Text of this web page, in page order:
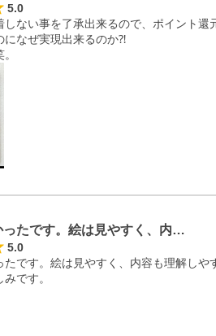
5.0
しない事を了承出来るので、ポイント還
になぜ実現出来るのか⁈
ったです。絵は見やすく、内…
5.0
たです。絵は見やすく、内容も理解し
です。